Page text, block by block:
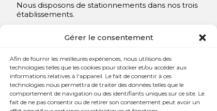
Gérer le consentement
Afin de fournir les meilleures expériences, nous utilisons des
technologies telles que les cookies pour stocker et/ou accéder aux
informations relatives à l'appareil. Le fait de consentir à ces
technologies nous permettra de traiter des données telles que le
comportement de navigation ou des identifiants uniques sur ce site. Le
fait de ne pas consentir ou de retirer son consentement peut avoir un
Nous disposons de stationnements dans nos trois
établissements.
Contact
 450 654-3342
 info@charlesrajotte.com